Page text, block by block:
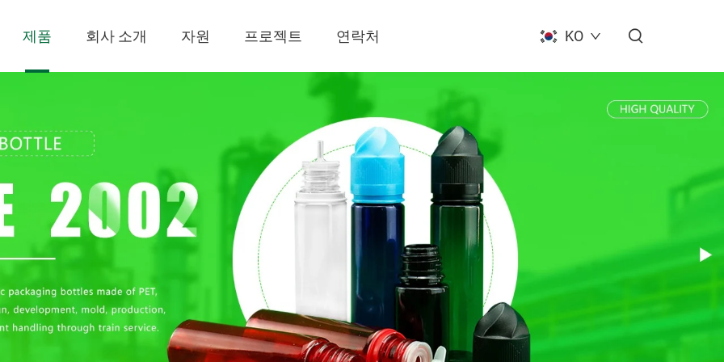
제품 회사 소개 자원 프로젝트 연락처 KO